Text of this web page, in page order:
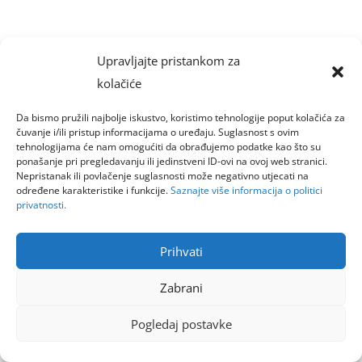
Upravljajte pristankom za
kolačiće
Da bismo pružili najbolje iskustvo, koristimo tehnologije poput kolačića za
čuvanje i/ili pristup informacijama o uređaju. Suglasnost s ovim
tehnologijama će nam omogućiti da obrađujemo podatke kao što su
ponašanje pri pregledavanju ili jedinstveni ID-ovi na ovoj web stranici.
Nepristanak ili povlačenje suglasnosti može negativno utjecati na
određene karakteristike i funkcije.Saznajte više informacija o politici
privatnosti.
Prihvati
Zabrani
Pogledaj postavke